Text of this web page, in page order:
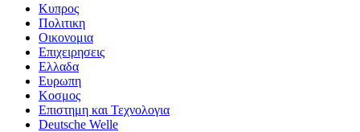
Κυπρος
Πολιτικη
Οικονομια
Επιχειρησεις
Ελλαδα
Ευρωπη
Κοσμος
Επιστημη και Τεχνολογια
Deutsche Welle